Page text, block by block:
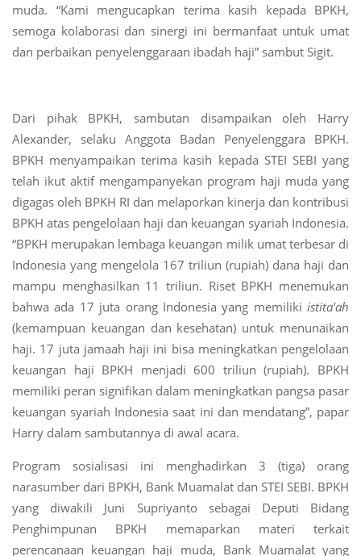
muda. “Kami mengucapkan terima kasih kepada BPKH,
semoga kolaborasi dan sinergi ini bermanfaat untuk umat
dan perbaikan penyelenggaraan ibadah haji” sambut Sigit.
Dari pihak BPKH, sambutan disampaikan oleh Harry
Alexander, selaku Anggota Badan Penyelenggara BPKH.
BPKH menyampaikan terima kasih kepada STEI SEBI yang
telah ikut aktif mengampanyekan program haji muda yang
digagas oleh BPKH RI dan melaporkan kinerja dan kontribusi
BPKH atas pengelolaan haji dan keuangan syariah Indonesia.
“BPKH merupakan lembaga keuangan milik umat terbesar di
Indonesia yang mengelola 167 triliun (rupiah) dana haji dan
mampu menghasilkan 11 triliun. Riset BPKH menemukan
bahwa ada 17 juta orang Indonesia yang memiliki istita'ah
(kemampuan keuangan dan kesehatan) untuk menunaikan
haji. 17 juta jamaah haji ini bisa meningkatkan pengelolaan
keuangan haji BPKH menjadi 600 triliun (rupiah). BPKH
memiliki peran signifikan dalam meningkatkan pangsa pasar
keuangan syariah Indonesia saat ini dan mendatang”, papar
Harry dalam sambutannya di awal acara.
Program sosialisasi ini menghadirkan 3 (tiga) orang
narasumber dari BPKH, Bank Muamalat dan STEI SEBI. BPKH
yang diwakili Juni Supriyanto sebagai Deputi Bidang
Penghimpunan BPKH memaparkan materi terkait
perencanaan keuangan haji muda, Bank Muamalat yang